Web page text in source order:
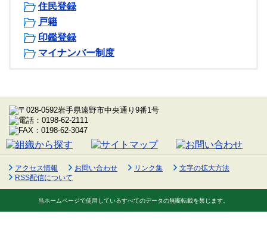
住民登録
戸籍
印鑑登録
マイナンバー制度
アクセス情報 お問い合わせ リンク集
文字の拡大方法
RSS配信について
当ホームページで使用しているすべてのデータの無断転載を禁じます。